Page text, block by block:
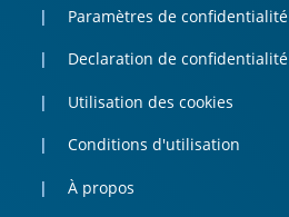
Paramètres de confidentialité
Declaration de confidentialité
Utilisation des cookies
Conditions d'utilisation
À propos